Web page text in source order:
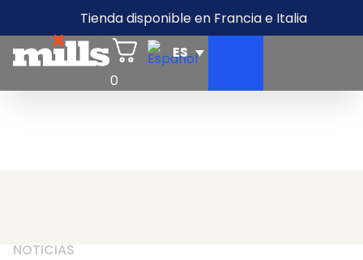
Tienda disponible en Francia e Italia
0
NOTICIAS